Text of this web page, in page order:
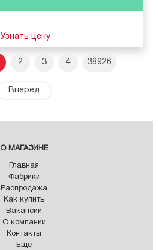
Узнать цену
2 3 4 38926
Вперед
О МАГАЗИНЕ
Главная
Фабрики
Распродажа
Как купить
Вакансии
О компании
Контакты
Ещё